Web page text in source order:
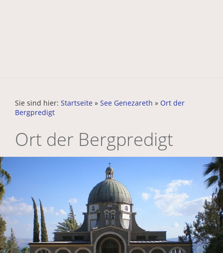
Sie sind hier: Startseite » See Genezareth » Ort der
Bergpredigt
Ort der Bergpredigt